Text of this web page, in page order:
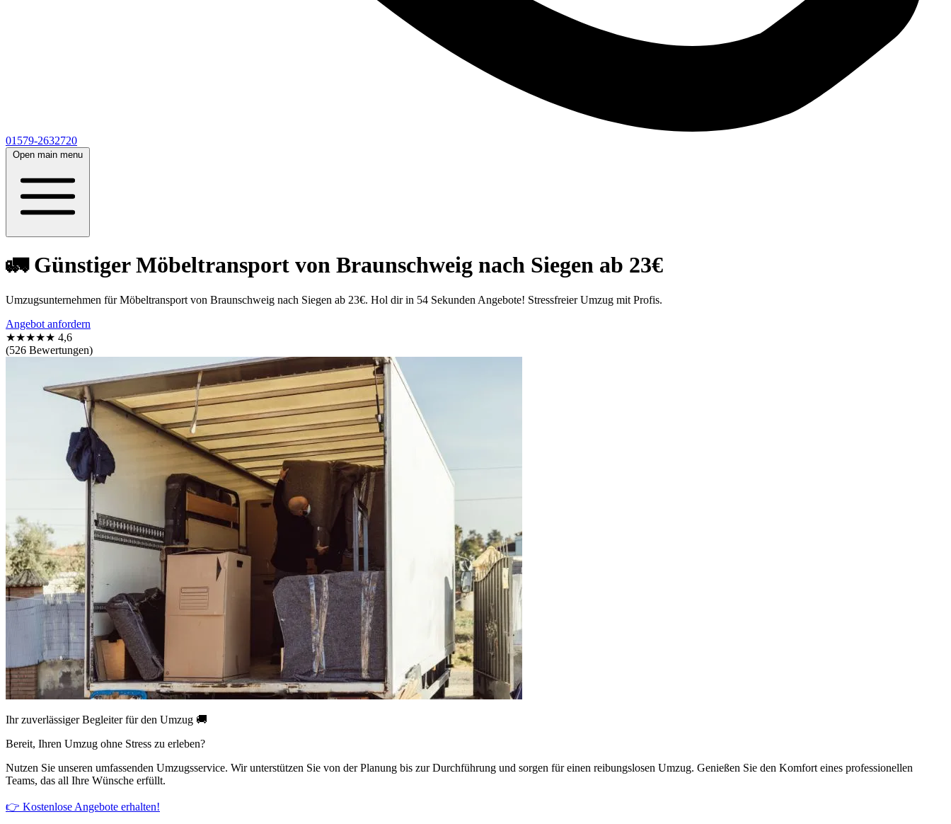
01579-2632720
Open main menu
🚛 Günstiger Möbeltransport von Braunschweig nach Siegen ab 23€
Umzugsunternehmen für Möbeltransport von Braunschweig nach Siegen ab 23€. Hol dir in 54 Sekunden Angebote! Stressfreier Umzug mit Profis.
Angebot anfordern
★★★★★ 4,6
(526 Bewertungen)
Ihr zuverlässiger Begleiter für den Umzug 🚚
Bereit, Ihren Umzug ohne Stress zu erleben?
Nutzen Sie unseren umfassenden Umzugsservice. Wir unterstützen Sie von der Planung bis zur Durchführung und sorgen für einen reibungslosen Umzug. Genießen Sie den Komfort eines professionellen
Teams, das all Ihre Wünsche erfüllt.
👉 Kostenlose Angebote erhalten!